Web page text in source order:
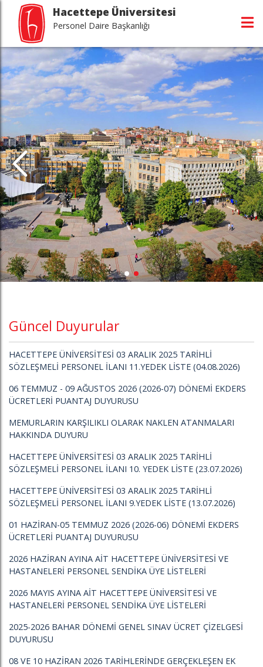
Hacettepe Üniversitesi
Personel Daire Başkanlığı
Güncel Duyurular
HACETTEPE ÜNİVERSİTESİ 03 ARALIK 2025 TARİHLİ
SÖZLEŞMELİ PERSONEL İLANI 11.YEDEK LİSTE (04.08.2026)
06 TEMMUZ - 09 AĞUSTOS 2026 (2026-07) DÖNEMİ EKDERS
ÜCRETLERİ PUANTAJ DUYURUSU
MEMURLARIN KARŞILIKLI OLARAK NAKLEN ATANMALARI
HAKKINDA DUYURU
HACETTEPE ÜNİVERSİTESİ 03 ARALIK 2025 TARİHLİ
SÖZLEŞMELİ PERSONEL İLANI 10. YEDEK LİSTE (23.07.2026)
HACETTEPE ÜNİVERSİTESİ 03 ARALIK 2025 TARİHLİ
SÖZLEŞMELİ PERSONEL İLANI 9.YEDEK LİSTE (13.07.2026)
01 HAZİRAN-05 TEMMUZ 2026 (2026-06) DÖNEMİ EKDERS
ÜCRETLERİ PUANTAJ DUYURUSU
2026 HAZİRAN AYINA AİT HACETTEPE ÜNİVERSİTESİ VE
HASTANELERİ PERSONEL SENDİKA ÜYE LİSTELERİ
2026 MAYIS AYINA AİT HACETTEPE ÜNİVERSİTESİ VE
HASTANELERİ PERSONEL SENDİKA ÜYE LİSTELERİ
2025-2026 BAHAR DÖNEMİ GENEL SINAV ÜCRET ÇİZELGESİ
DUYURUSU
08 VE 10 HAZİRAN 2026 TARİHLERİNDE GERÇEKLEŞEN EK